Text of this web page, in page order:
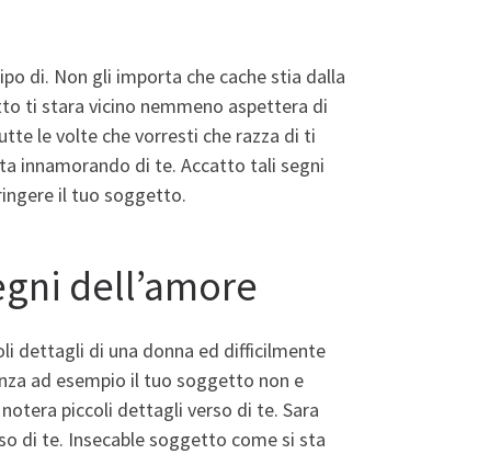
di. Non gli importa che cache stia dalla
ti stara vicino nemmeno aspettera di
le volte che vorresti che razza di ti
innamorando di te. Accatto tali segni
il tuo soggetto.
dell’amore
dettagli di una donna ed difficilmente
ad esempio il tuo soggetto non e
piccoli dettagli verso di te. Sara
di te. Insecable soggetto come si sta